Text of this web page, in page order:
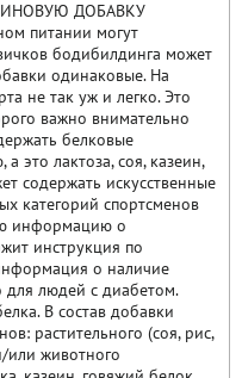
ДОБАВКУ
питании могут
бодибилдинга может
одинаковые. На
не так уж и легко. Это
важно внимательно
белковые
это лактоза, соя, казеин,
содержать искусственные
категорий спортсменов
информацию о
инструкция по
о наличие
для людей с диабетом.
В состав добавки
растительного (соя, рис,
или животного